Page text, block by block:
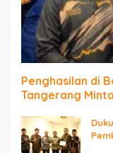
Penghasilan di
Tangerang